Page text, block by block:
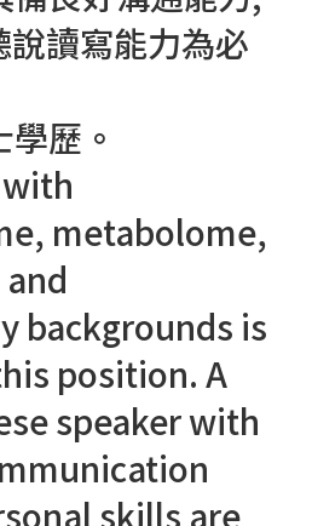
讀寫能力為必
歷。
metabolome,
backgrounds is
position. A
speaker with
skills are